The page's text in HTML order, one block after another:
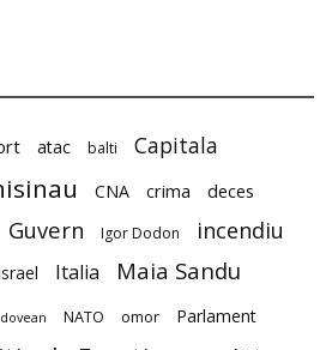
atac balti Capitala
CNA crima deces
Guvern Igor Dodon incendiu
Italia Maia Sandu
NATO omor Parlament